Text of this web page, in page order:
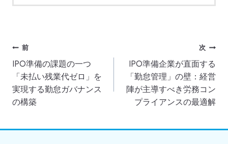
投
稿
ナ
ビ
前
IPO準備の課題の一つ
「未払い残業代ゼロ」を
実現する勤怠ガバナンス
の構築
次
IPO準備企業が直面する
「勤怠管理」の壁：経営
陣が主導すべき労務コン
プライアンスの最適解